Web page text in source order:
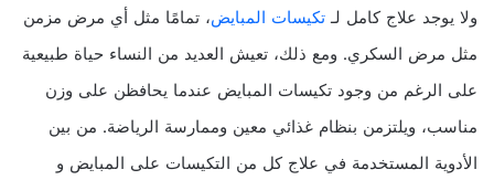
ولا يوجد علاج كامل لـتكيسات المبايض، تمامًا مثل أي مرض مزمن
مثل مرض السكري. ومع ذلك، تعيش العديد من النساء حياة طبيعية
على الرغم من وجود تكيسات المبايض عندما يحافظن على وزن
مناسب، ويلتزمن بنظام غذائي معين وممارسة الرياضة. من بين
الأدوية المستخدمة في علاج كل من التكيسات على المبايض و